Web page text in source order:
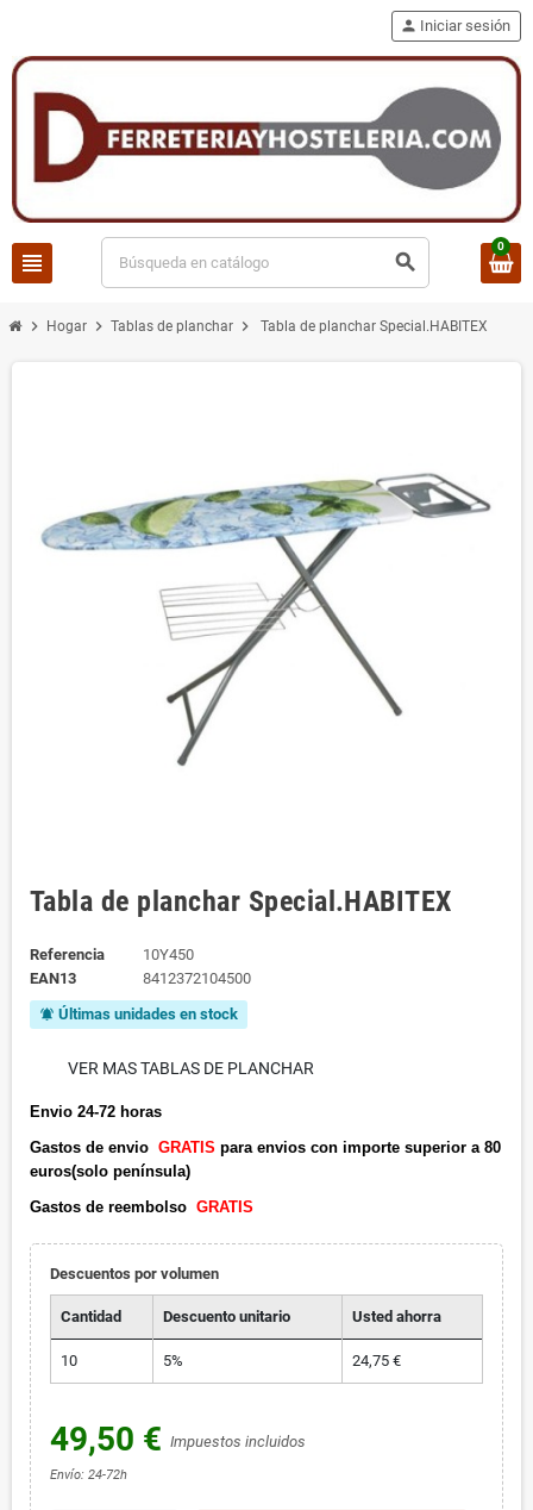
view_headline search
person Iniciar sesión
0
chevron_right Hogar chevron_right Tablas de planchar chevron_right Tabla de planchar Special.HABITEX
Tabla de planchar Special.HABITEX
Referencia
10Y450
EAN13
8412372104500
notifications_active Últimas unidades en stock
VER MAS TABLAS DE PLANCHAR
Envio 24-72 horas
Gastos de envio GRATIS para envios con importe superior a 80
euros(solo península)
Gastos de reembolso GRATIS
Descuentos por volumen
Cantidad Descuento unitario Usted ahorra
10 5% 24,75 €
49,50 € Impuestos incluidos
Envío: 24-72h